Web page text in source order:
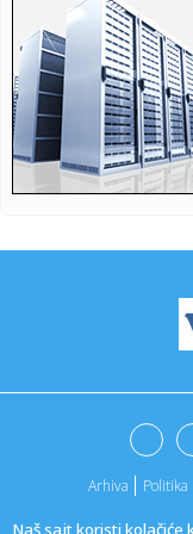
Naš sajt koristi kolačiće
okupil...
10:30:Pepper
devedesetih
10:30:Partizan
10:29:Nova
pobedničk...
10:25:10
Arhiva